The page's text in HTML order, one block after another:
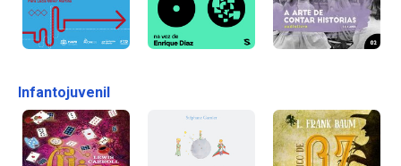
Infantojuvenil